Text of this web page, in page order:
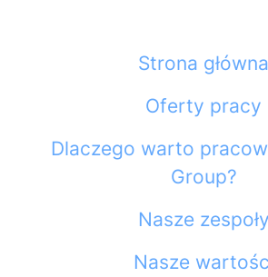
Strona główna
Oferty pracy
Dlaczego warto
Group?
Nasze zespoły
Nasze